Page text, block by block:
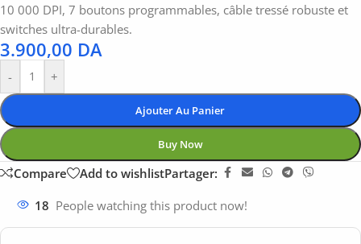
10 000 DPI, 7 boutons programmables, câble tressé robuste et
switches ultra-durables.
3.900,00 DA
- +
Ajouter Au Panier
Buy Now
Compare Add to wishlistPartager:
18 People watching this product now!